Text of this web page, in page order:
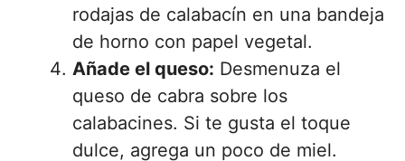
rodajas de calabacín en una bandeja
de horno con papel vegetal.
Añade el queso: Desmenuza el
queso de cabra sobre los
calabacines. Si te gusta el toque
dulce, agrega un poco de miel.